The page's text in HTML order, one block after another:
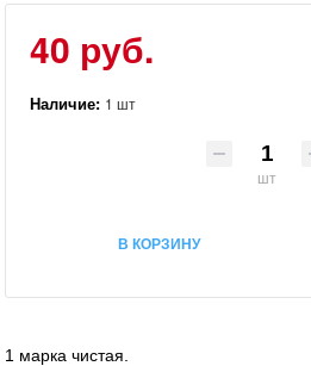
40 руб.
Наличие: 1 шт
шт
В КОРЗИНУ
1 марка чистая.